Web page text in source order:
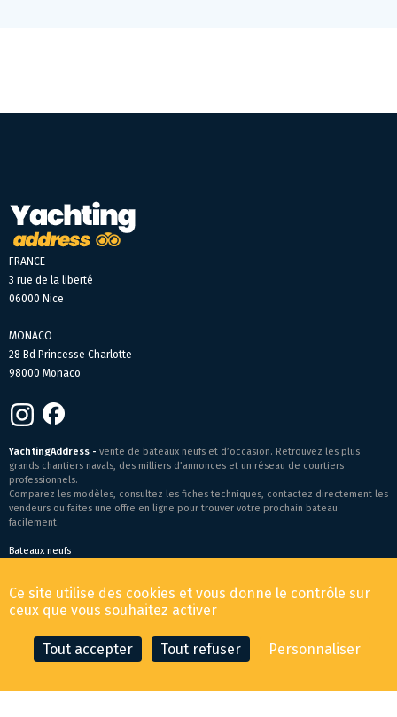
CONTACTER LE COURTIER FAIRE UNE OFFRE
FRANCE
3 rue de la liberté
06000 Nice
MONACO
28 Bd Princesse Charlotte
98000 Monaco
YachtingAddress - vente de bateaux neufs et d’occasion. Retrouvez les plus
grands chantiers navals, des milliers d’annonces et un réseau de courtiers
professionnels.
Comparez les modèles, consultez les fiches techniques, contactez directement les
vendeurs ou faites une offre en ligne pour trouver votre prochain bateau
facilement.
Bateaux neufs
© 2026 YachtingAddress.com
Ce site utilise des cookies et vous donne le contrôle sur
ceux que vous souhaitez activer
Tout accepter Tout refuser Personnaliser